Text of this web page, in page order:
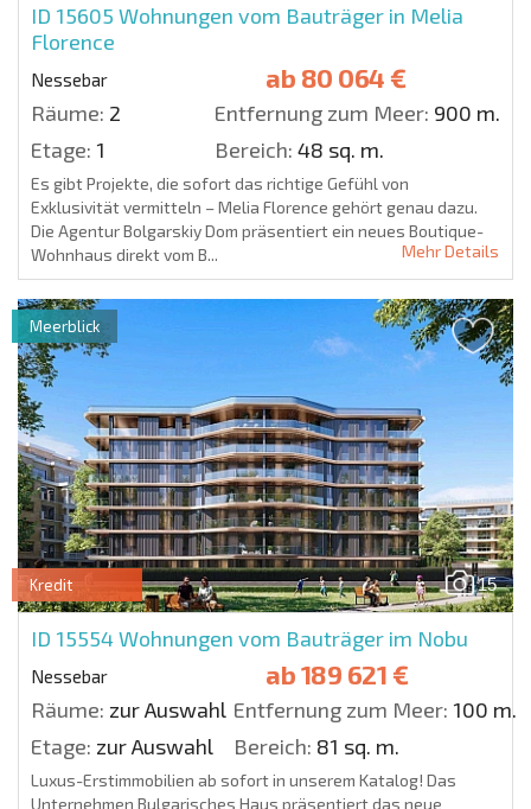
ID 15605 Wohnungen vom Bauträger in Melia
Florence
Nessebar ab 80 064 €
Räume: 2 Entfernung zum Meer: 900 m.
Etage: 1 Bereich: 48 sq. m.
Es gibt Projekte, die sofort das richtige Gefühl von
Exklusivität vermitteln – Melia Florence gehört genau dazu.
Die Agentur Bolgarskiy Dom präsentiert ein neues Boutique-
Wohnhaus direkt vom B...
Mehr Details
15
Kredit
ID 15554Wohnungen vom Bauträger im Nobu
Nessebar ab189 621 €
Räume: zur Auswahl Entfernung zum Meer: 100 m.
Etage: zur Auswahl Bereich: 81 sq. m.
Meerblick
Luxus-Erstimmobilien ab sofort in unserem Katalog! Das
Unternehmen Bulgarisches Haus präsentiert das neue